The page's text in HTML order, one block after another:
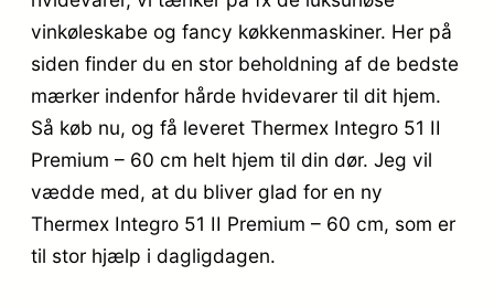
vinkøleskabe og fancy køkkenmaskiner. Her på
siden finder du en stor beholdning af de bedste
mærker indenfor hårde hvidevarer til dit hjem.
Så køb nu, og få leveret Thermex Integro 51 II
Premium – 60 cm helt hjem til din dør. Jeg vil
vædde med, at du bliver glad for en ny
Thermex Integro 51 II Premium – 60 cm, som er
til stor hjælp i dagligdagen.